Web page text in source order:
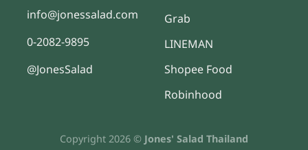
info@jonessalad.com
0-2082-9895
@JonesSalad
Grab
LINEMAN
Shopee Food
Robinhood
Copyright 2026 © Jones' Salad Thailand